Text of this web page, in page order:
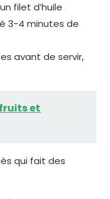
filet d’huile
3-4 minutes de
avant de servir,
et
qui fait des